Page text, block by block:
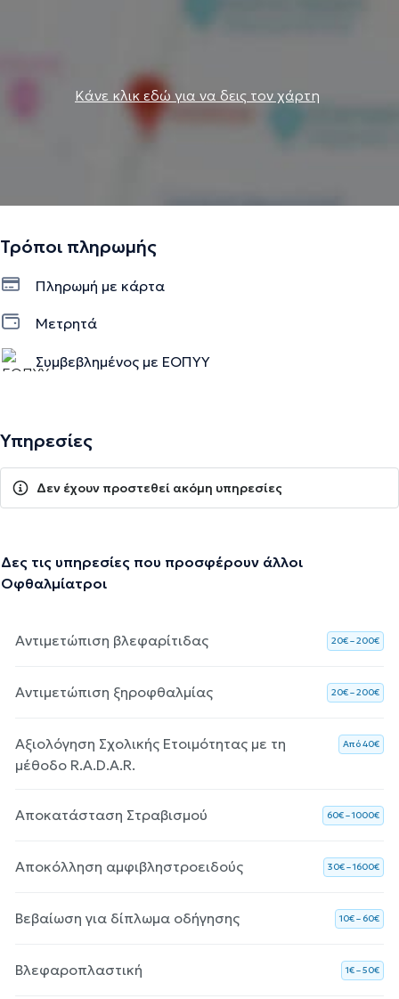
Κάνε κλικ εδώ για να δεις τον χάρτη
Τρόποι πληρωμής
Πληρωμή με κάρτα
Μετρητά
Συμβεβλημένος με ΕΟΠΥΥ
Υπηρεσίες
Δεν έχουν προστεθεί ακόμη υπηρεσίες
Δες τις υπηρεσίες που προσφέρουν άλλοι
Οφθαλμίατροι
Αντιμετώπιση βλεφαρίτιδας 20€ – 200€
Αντιμετώπιση ξηροφθαλμίας 20€ – 200€
Αξιολόγηση Σχολικής Ετοιμότητας με τη
μέθοδο R.A.D.A.R.
Aπό 40€
Αποκατάσταση Στραβισμού 60€ – 1000€
Αποκόλληση αμφιβληστροειδούς 30€ – 1600€
Βεβαίωση για δίπλωμα οδήγησης 10€ – 60€
Βλεφαροπλαστική 1€ – 50€